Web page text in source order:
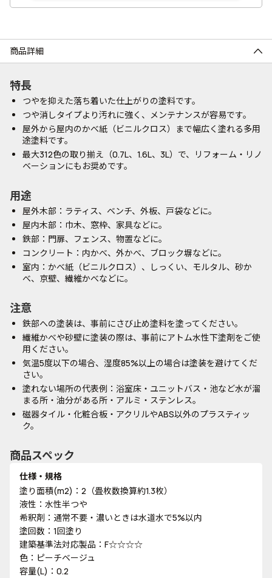
商品詳細
特長
つやを抑えた落ち着いた仕上がりの塗料です。
つや消しタイプより汚れに強く、メンテナンスが容易です。
屋外から屋内のかべ紙（ビニルクロス）まで幅広く塗れる多用
途塗料です。
最大312色の取り揃え（0.7L、1.6L、3L）で、リフォーム・リノ
ベーションにもお奨めです。
用途
屋外木部：ラティス、ベンチ、外板、戸袋などに。
屋内木部：巾木、窓枠、家具などに。
鉄部：門扉、フェンス、物置などに。
コンクリート：内かべ、外かべ、ブロック塀などに。
室内：かべ紙（ビニルクロス）、しっくい、モルタル、砂か
べ、京壁、繊維かべなどに。
注意
鉄部への塗装は、事前にさび止め塗料を塗ってください。
繊維かべや砂壁に塗装の際は、事前にアトム水性下塗剤をご使
用ください。
気温5度以下の場合、湿度85%以上の場合は塗装を避けてくだ
さい。
塗れない場所の代表例：浴室床・ユニットバス・池など水が溜
まる所・油分がある所・アルミ・ステンレス。
磁器タイル・化粧合板・アクリルやABS以外のプラスティッ
ク。
商品スペック
仕様・規格
塗り面積(m2)：2（畳枚数換算約1.3枚）
液性：水性半つや
希釈剤：通常不要・濃いときは水道水で5%以内
塗回数：1回塗り
建築基準法対応製品：F☆☆☆☆
色：ピーチベージュ
容量(L)：0.2